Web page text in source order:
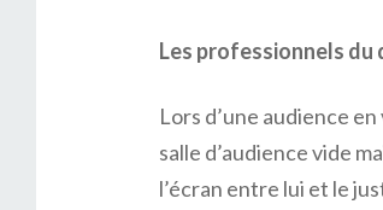
Les professionnels
Lors d’une audience
salle d’audience vide
l’écran entre lui et le